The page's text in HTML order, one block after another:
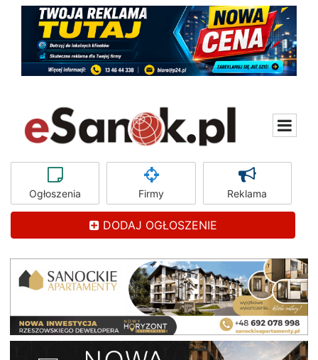
Ogłoszenia Firmy Reklama
DODAJ OGŁOSZENIE